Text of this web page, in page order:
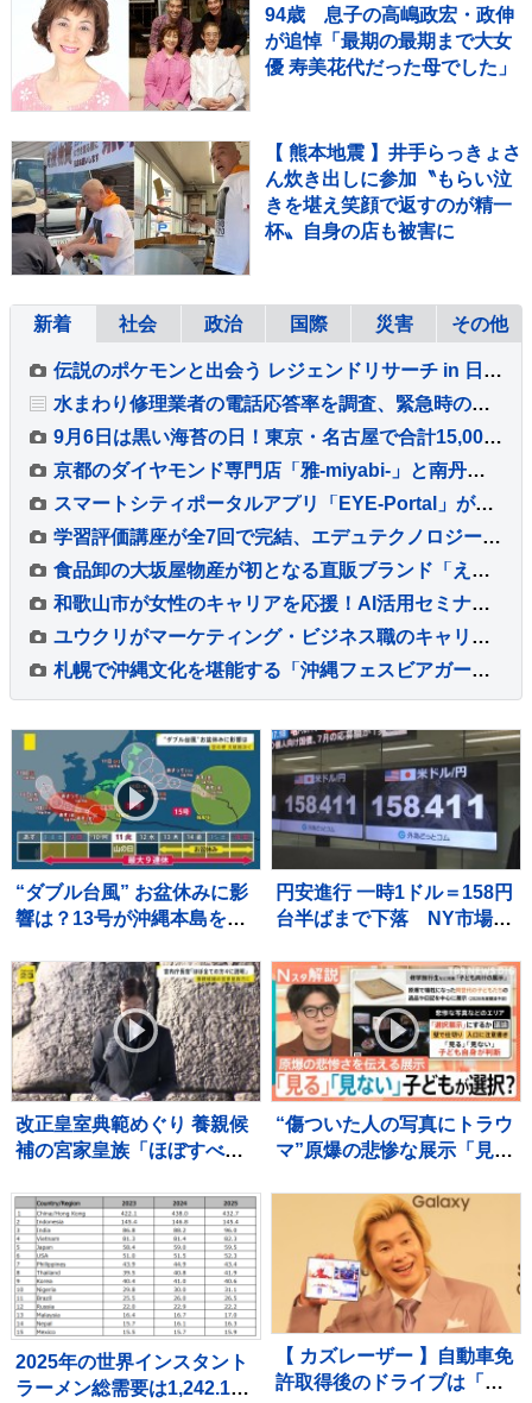
94歳 息子の高嶋政宏・政伸
が追悼「最期の最期まで大女
優 寿美花代だった母でした」
【 熊本地震 】井手らっきょさ
ん炊き出しに参加〝もらい泣
きを堪え笑顔で返すのが精一
杯〟自身の店も被害に
新着 社会 政治 国際 災害 その他
伝説のポケモンと出会う レジェンドリサーチ in 日本橋＆八重洲 9/9～11/29 ＠東京 開催 松丸亮吾 RIDDLER 制作の謎解き キット引換券も販売中☆
水まわり修理業者の電話応答率を調査、緊急時の業者選びで重要視すべきポイント
9月6日は黒い海苔の日！東京・名古屋で合計15,000パックを無料配布
京都のダイヤモンド専門店「雅-miyabi-」と南丹高校がコラボした新作指輪が発売
スマートシティポータルアプリ「EYE-Portal」が15歳未満の給付申請に対応
学習評価講座が全7回で完結、エデュテクノロジーが特別セールを実施
食品卸の大坂屋物産が初となる直販ブランド「ええもん家」を楽天市場に開設
和歌山市が女性のキャリアを応援！AI活用セミナーと就職フェアを開催
ユウクリがマーケティング・ビジネス職のキャリア支援を開始
札幌で沖縄文化を堪能する「沖縄フェスビアガーデン2026 in札幌」開催
“ダブル台風” お盆休みに影
響は？13号が沖縄本島を直
ンセル相次ぐ 週明け15号
が北日本に接近【news23】
円安進行 一時1ドル＝158円
台半ばまで下落 NY市場で
に
改正皇室典範めぐり 養親候
補の宮家皇族「ほぼすべて
明かす 男系男子の養子候
補は「把握せず」
“傷ついた人の写真にトラウ
マ”原爆の悲惨な展示「見
択に賛否【Nスタ解説】
2025年の世界インスタント
ラーメン総需要は1,242.1億
【 カズレーザー 】自動車免
許取得後のドライブは「す